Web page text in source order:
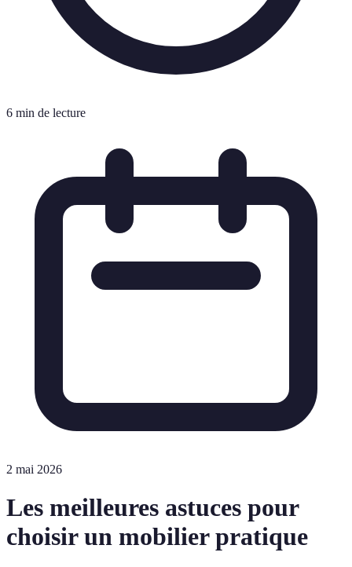
6 min de lecture
2 mai 2026
Les meilleures astuces pour
choisir un mobilier pratique